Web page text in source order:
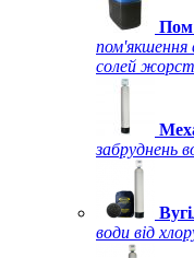
пом'якшення
солей
забруднень
води від